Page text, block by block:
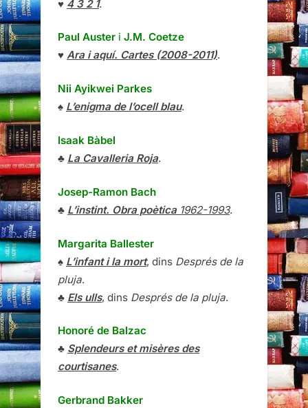
♥ 4 3 2 1.
Paul Auster i J.M. Coetze
♥ Ara i aquí. Cartes (2008-2011).
Nii Ayikwei Parkes
♠ L’enigma de l’ocell blau.
Isaak Bàbel
♣ La Cavalleria Roja.
Josep-Ramon Bach
♣ L’instint. Obra poètica1962-1993.
Margarita Ballester
♠ L’infant i la mort, dins Després de la
pluja.
♣ Els ulls, dins Després de la pluja.
Honoré de Balzac
♣ Splendeurs et misères des
courtisanes.
Gerbrand Bakker